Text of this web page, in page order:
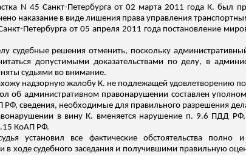
N 45 Санкт-Петербурга от 02 марта 2011 года К. был
наказание в виде лишения права управления
Петербурга от 05 апреля 2011 года постановление
судебные решения отменить, поскольку
допустимыми доказательствами по делу, в
судьями во внимание.
надзорную жалобу К. не подлежащей удовлетворению
об административном правонарушении составлен
РФ, сведения, необходимые для правильного разрешения
в вину К. вменяется нарушение п. 9.6 ПДД
КоАП РФ.
установил все фактические обстоятельства полно
в ходе судебного заседания и получившими правильную